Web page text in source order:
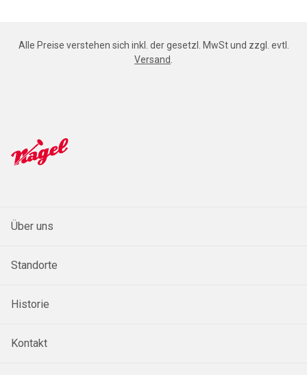
Alle Preise verstehen sich inkl. der gesetzl. MwSt und zzgl. evtl.
Versand
Über uns
Standorte
Historie
Kontakt